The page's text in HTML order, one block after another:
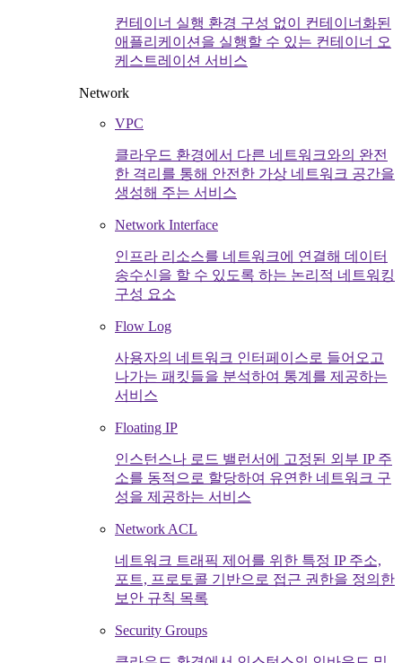
컨테이너 실행 환경 구성 없이 컨테이너화된
애플리케이션을 실행할 수 있는 컨테이너 오
케스트레이션 서비스
Network
VPC
클라우드 환경에서 다른 네트워크와의 완전
한 격리를 통해 안전한 가상 네트워크 공간을
생성해 주는 서비스
Network Interface
인프라 리소스를 네트워크에 연결해 데이터
송수신을 할 수 있도록 하는 논리적 네트워킹
구성 요소
Flow Log
사용자의 네트워크 인터페이스로 들어오고
나가는 패킷들을 분석하여 통계를 제공하는
서비스
Floating IP
인스턴스나 로드 밸런서에 고정된 외부 IP 주
소를 동적으로 할당하여 유연한 네트워크 구
성을 제공하는 서비스
Network ACL
네트워크 트래픽 제어를 위한 특정 IP 주소,
포트, 프로토콜 기반으로 접근 권한을 정의한
보안 규칙 목록
Security Groups